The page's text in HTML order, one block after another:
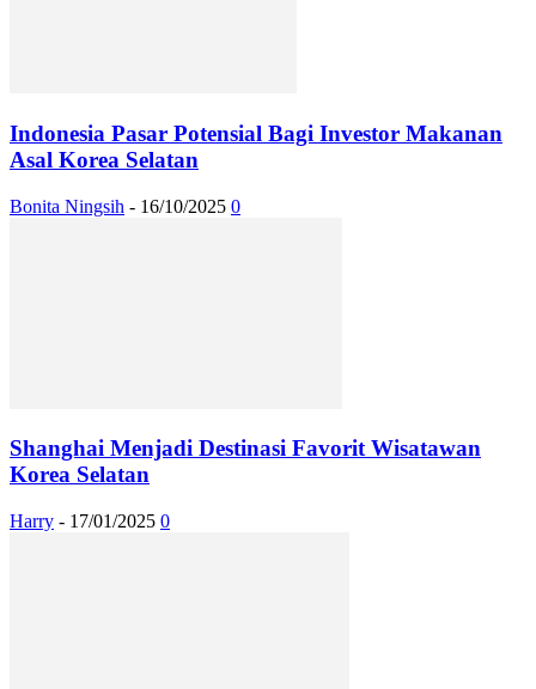
Indonesia Pasar Potensial Bagi Investor Makanan
Asal Korea Selatan
Bonita Ningsih - 16/10/2025 0
Shanghai Menjadi Destinasi Favorit Wisatawan
Korea Selatan
Harry - 17/01/2025 0